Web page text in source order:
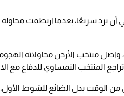
أن يرد سريعًا، بعدما ارتطمت
منتخب الأردن محاولاته
تراجع المنتخب النمساوي للدفاع مع
من الوقت بدل الضائع للشوط